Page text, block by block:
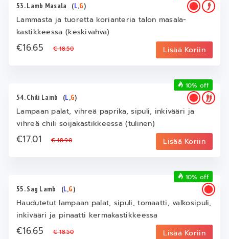
53. Lamb Masala (L,G)
Lammasta ja tuoretta korianteria talon masala-
kastikkeessa (keskivahva)
€16.65€ 18.50 Lisää Koriin
54. Chili Lamb (L,G)
Lampaan palat, vihreä paprika, sipuli, inkivääri ja
vihreä chili soijakastikkeessa (tulinen)
€17.01€ 18.90 Lisää Koriin
10% off
55. Sag Lamb (L,G)
Haudutetut lampaan palat, sipuli, tomaatti, valkosipuli,
inkivääri ja pinaatti kermakastikkeessa
€16.65€ 18.50 Lisää Koriin
10% off